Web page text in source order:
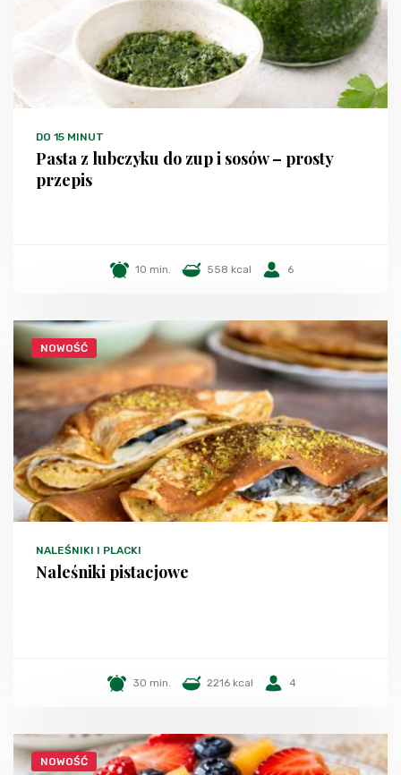
DO 15 MINUT
Pasta z lubczyku do zup i sosów – prosty
przepis
10 min. 558 kcal 6
NOWOŚĆ
NALEŚNIKI I PLACKI
Naleśniki pistacjowe
30 min. 2216 kcal 4
NOWOŚĆ